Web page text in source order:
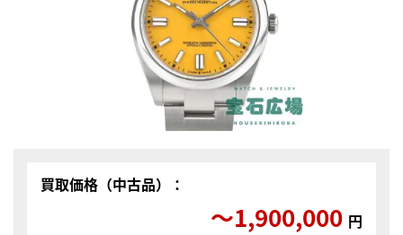
買取価格（中古品）：
〜1,900,000 円